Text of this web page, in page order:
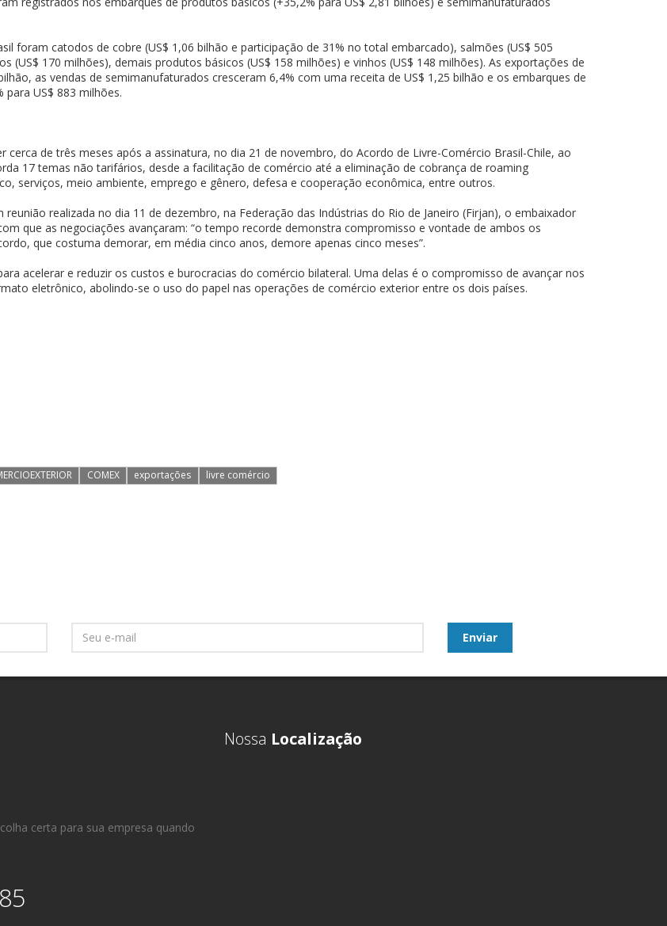
foram catodos de cobre (US$ 1,06 bilhão e participação de 31% no total embarcado), salmões (US$ 505
(US$ 170 milhões), demais produtos básicos (US$ 158 milhões) e vinhos (US$ 148 milhões). As exportações de
as vendas de semimanufaturados cresceram 6,4% com uma receita de US$ 1,25 bilhão e os embarques de
US$ 883 milhões.
cerca de três meses após a assinatura, no dia 21 de novembro, do Acordo de Livre-Comércio Brasil-Chile, ao
17 temas não tarifários, desde a facilitação de comércio até a eliminação de cobrança de roaming
serviços, meio ambiente, emprego e gênero, defesa e cooperação econômica, entre outros.
realizada no dia 11 de dezembro, na Federação das Indústrias do Rio de Janeiro (Firjan), o embaixador
que as negociações avançaram: “o tempo recorde demonstra compromisso e vontade de ambos os
que costuma demorar, em média cinco anos, demore apenas cinco meses”.
acelerar e reduzir os custos e burocracias do comércio bilateral. Uma delas é o compromisso de avançar nos
eletrônico, abolindo-se o uso do papel nas operações de comércio exterior entre os dois países.
COMEX exportações livre comércio
certa para sua empresa quando
Nossa Localização